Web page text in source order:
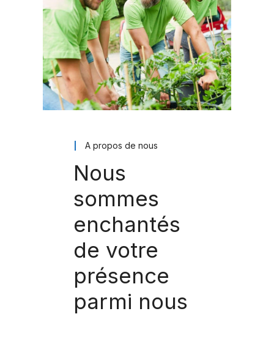
A propos de nous
Nous
sommes
enchantés
de votre
présence
parmi nous